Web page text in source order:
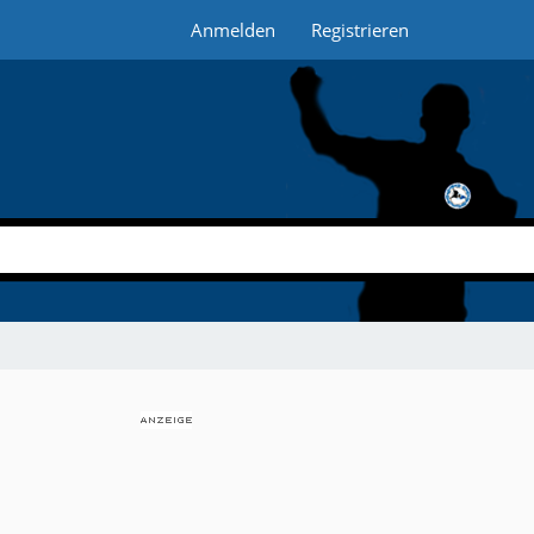
Anmelden Registrieren